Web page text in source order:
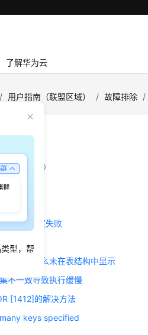
了解华为云
型，帮
/ 用户指南（联盟区域） / 故障排除 /
1366
长度失败
为什么未在表结构中显示
不一致导致执行缓慢
[1412]的解决方法
keys specified